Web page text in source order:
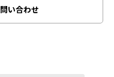
い合わせ